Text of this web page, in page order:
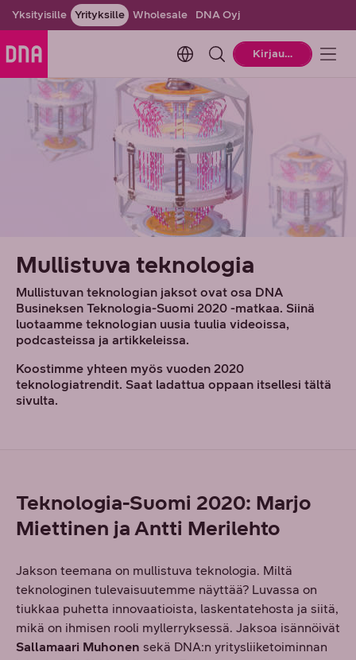
Yksityisille Yrityksille Wholesale DNA Oyj
Change language. Current
Kirjaudu
Mullistuva teknologia
Mullistuvan teknologian jaksot ovat osa DNA
Busineksen Teknologia-Suomi 2020 -matkaa. Siinä
luotaamme teknologian uusia tuulia videoissa,
podcasteissa ja artikkeleissa.
Koostimme yhteen myös vuoden 2020
teknologiatrendit. Saat ladattua oppaan itsellesi tältä
sivulta.
Teknologia-Suomi 2020: Marjo
Miettinen ja Antti Merilehto
Jakson teemana on mullistuva teknologia. Miltä
teknologinen tulevaisuutemme näyttää? Luvassa on
tiukkaa puhetta innovaatioista, laskentatehosta ja siitä,
mikä on ihmisen rooli myllerryksessä. Jaksoa isännöivät
Sallamaari Muhonen sekä DNA:n yritysliiketoiminnan